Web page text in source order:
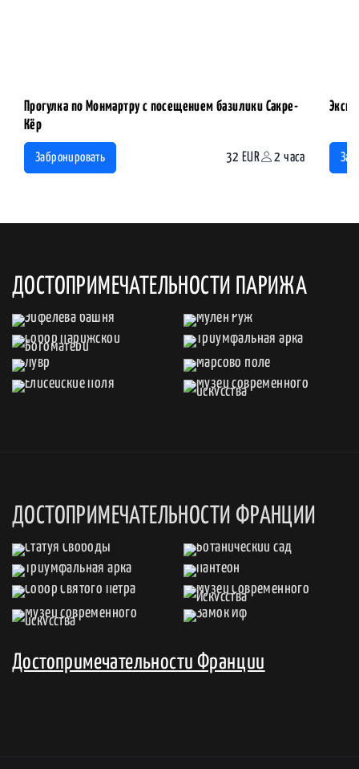
Прогулка по Монмартру с посещением базилики Сакре-
Кёр
Забронировать 32 EUR 2 часа
ДОСТОПРИМЕЧАТЕЛЬНОСТИ ПАРИЖА
ДОСТОПРИМЕЧАТЕЛЬНОСТИ ФРАНЦИИ
Достопримечательности Франции